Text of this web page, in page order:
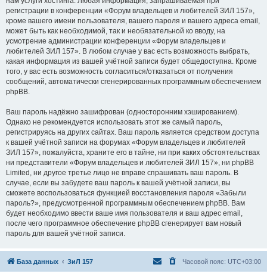
регистрации в конференции «Форум владельцев и любителей ЗИЛ 157»,
кроме вашего имени пользователя, вашего пароля и вашего адреса email,
может быть как необходимой, так и необязательной ко вводу, на
усмотрение администрации конференции «Форум владельцев и
любителей ЗИЛ 157». В любом случае у вас есть возможность выбрать,
какая информация из вашей учётной записи будет общедоступна. Кроме
того, у вас есть возможность согласиться/отказаться от получения
сообщений, автоматически сгенерированных программным обеспечением
phpBB.
Ваш пароль надёжно зашифрован (односторонним хэшированием).
Однако не рекомендуется использовать этот же самый пароль,
регистрируясь на других сайтах. Ваш пароль является средством доступа
к вашей учётной записи на форумах «Форум владельцев и любителей
ЗИЛ 157», пожалуйста, храните его в тайне, ни при каких обстоятельствах
ни представители «Форум владельцев и любителей ЗИЛ 157», ни phpBB
Limited, ни другое третье лицо не вправе спрашивать ваш пароль. В
случае, если вы забудете ваш пароль к вашей учётной записи, вы
сможете воспользоваться функцией восстановления пароля «Забыли
пароль?», предусмотренной программным обеспечением phpBB. Вам
будет необходимо ввести ваше имя пользователя и ваш адрес email,
после чего программное обеспечение phpBB сгенерирует вам новый
пароль для вашей учётной записи.
База данных ЗиЛ 157 Часовой пояс: UTC+03:00